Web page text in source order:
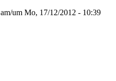
am/um Mo, 17/12/2012 - 10:39